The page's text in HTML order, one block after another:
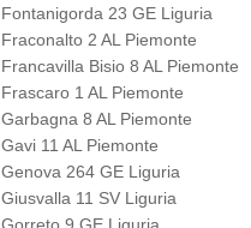
Fontanigorda 23 GE Liguria
Fraconalto 2 AL Piemonte
Francavilla Bisio 8 AL Piemonte
Frascaro 1 AL Piemonte
Garbagna 8 AL Piemonte
Gavi 11 AL Piemonte
Genova 264 GE Liguria
Giusvalla 11 SV Liguria